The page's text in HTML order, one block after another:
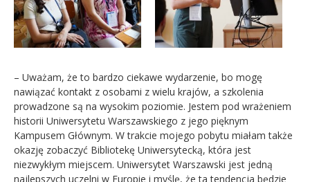
– Uważam, że to bardzo ciekawe wydarzenie, bo mogę
nawiązać kontakt z osobami z wielu krajów, a szkolenia
prowadzone są na wysokim poziomie. Jestem pod wrażeniem
historii Uniwersytetu Warszawskiego z jego pięknym
Kampusem Głównym. W trakcie mojego pobytu miałam także
okazję zobaczyć Bibliotekę Uniwersytecką, która jest
niezwykłym miejscem. Uniwersytet Warszawski jest jedną
najlepszych uczelni w Europie i myślę, że ta tendencja będzie